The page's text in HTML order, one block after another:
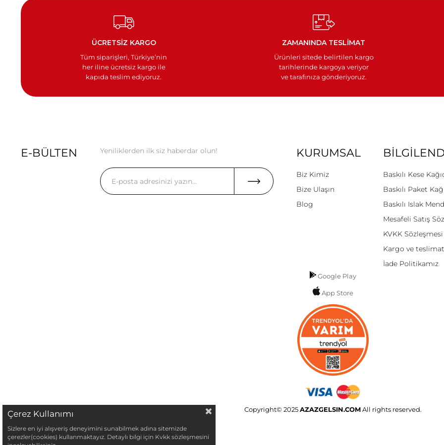
ÜCRETSİZ KARGO
Tüm siparişleri, Türkiye’nin
her iline ücretsiz kargo ile
kapıda teslim ediyoruz.
ZAMANINDA TESLİMAT
Ürünleri sitede belirtilen kargo
tarihlerinde kargoya veriyor
ve tarafınıza gönderiyoruz.
E-BÜLTEN Yeniliklerden ilk siz haberdar olun! KURUMSAL
Biz Kimiz
Bize Ulaşın
Blog
Baskılı Kese
Baskılı Paket
Baskılı Islak
Mesafeli Satış
KVKK Sözleşmesi
Kargo ve
İade Politikamız
Google Play
App Store
Copyright© 2025 AZAZGELSIN.COM All rights reserved.
Çerez Kullanımı
Sizlere en iyi alışveriş deneyimini sunabilmek adına sitemizde
çerezler(cookies) kullanmaktayız. Detaylı bilgi için Kvkk sözleşmesini